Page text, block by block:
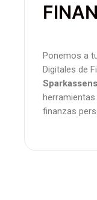
Ponemos a
Digitales de
finanzas